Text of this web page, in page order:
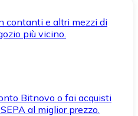
contanti e altri mezzi di
più vicino.
Bitnovo o fai acquisti
al miglior prezzo.